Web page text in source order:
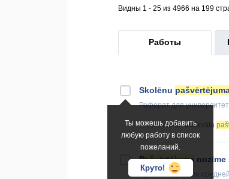
Видны 1 - 25 из 4966 на 199
Работы
Ты можешь добавить
любую работу в список
пожеланий.
Круто!
Skolēnu
Рефератдля
... kontrole un adekvāta
Pašvērtējuma
Презентация для